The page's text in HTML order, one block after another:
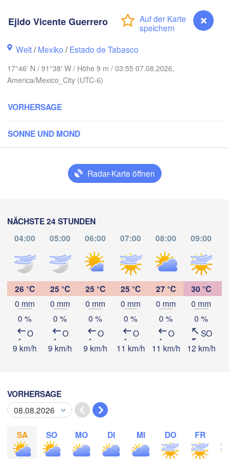
Ejido Vicente Guerrero
Welt/Mexiko /Estado de Tabasco
17°46' N / 91°38' W / Höhe 9 m / 03:55 07.08.2026,
America/Mexico_City (UTC-6)
VORHERSAGE
SONNE UND MOND
Radar-Karte öffnen
NÄCHSTE 24 STUNDEN
04:00
05:00 06:00 07:00 08:00 09:00
26 °C
0 mm
0 %
O
9 km/h
25 °C
0 mm
0 %
O
9 km/h
25 °C
0 mm
0 %
O
9 km/h
25 °C
0 mm
0 %
O
11 km/h
27 °C
0 mm
0 %
O
11 km/h
30 °C
0 mm
0 %
SO
12 km/h
VORHERSAGE
SA SO MO DI MI DO FR
Temperatur
Di
04. Aug
Mi
05. Aug
Do
06. Aug 07. Aug
:00 08:00 09:00 10:00 11 12 :00 13 :00
App herunterladen
Ciudad de
Guatemala
Campeche
Juárez
GUATEMALA
San Pedro Sula
San Salvador
BELIZE
Ejido Vicente Guerrero
H